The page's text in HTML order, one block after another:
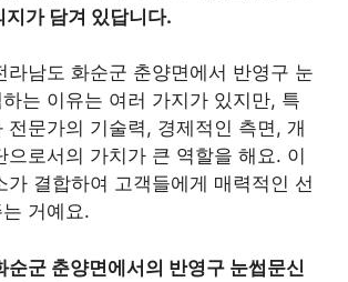
지가 담겨 있답니다.
라남도 화순군 춘양면에서 반영구 눈
는 이유는 여러 가지가 있지만, 특
전문가의 기술력, 경제적인 측면, 개
으로서의 가치가 큰 역할을 해요. 이
가 결합하여 고객들에게 매력적인 선
거예요.
순군 춘양면에서의 반영구 눈썹문신